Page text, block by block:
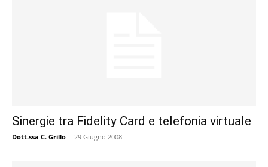
Sinergie tra Fidelity Card e telefonia virtuale
Dott.ssa C. Grillo - 29 Giugno 2008